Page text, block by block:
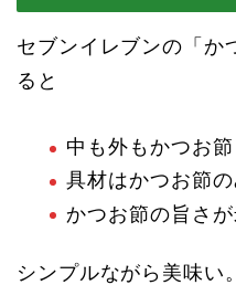
セブンイレブンの「か
ると
中も外もかつお節
具材はかつお節
かつお節の旨さ
シンプルながら美味い